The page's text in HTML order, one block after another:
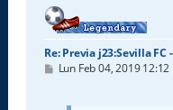
Re: Previa j23:Sevilla FC
M
Lun Feb 04, 2019